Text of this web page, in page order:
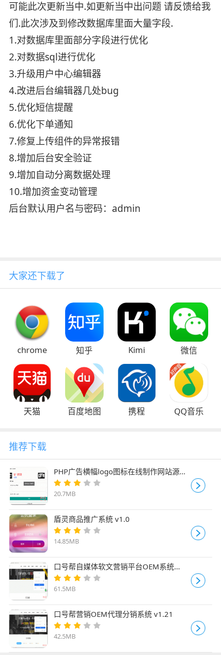
可能此次更新当中.如更新当中出问题 请反馈给我
们.此次涉及到修改数据库里面大量字段.
1.对数据库里面部分字段进行优化
2.对数据sql进行优化
3.升级用户中心编辑器
4.改进后台编辑器几处bug
5.优化短信提醒
6.优化下单通知
7.修复上传组件的异常报错
8.增加后台安全验证
9.增加自动分离数据处理
10.增加资金变动管理
后台默认用户名与密码：admin
大家还下载了
chrome 知乎 Kimi 微信
天猫 百度地图 携程 QQ音乐
推荐下载
PHP广告横幅logo图标在线制作网站源码
v1.1.10
20.7MB
盾灵商品推广系统 v1.0
14.85MB
口号帮自媒体软文营销平台OEM系统
v4.1.0 (WAP版)
61.5MB
口号帮营销OEM代理分销系统 v1.21
42.5MB